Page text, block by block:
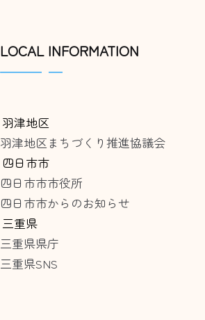
LOCAL INFORMATION
羽津地区
羽津地区まちづくり推進協議会
四日市市
四日市市市役所
四日市市からのお知らせ
三重県
三重県県庁
三重県SNS